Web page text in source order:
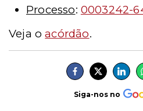
Processo: 0003242-
Veja oacórdão.
Siga-nos no